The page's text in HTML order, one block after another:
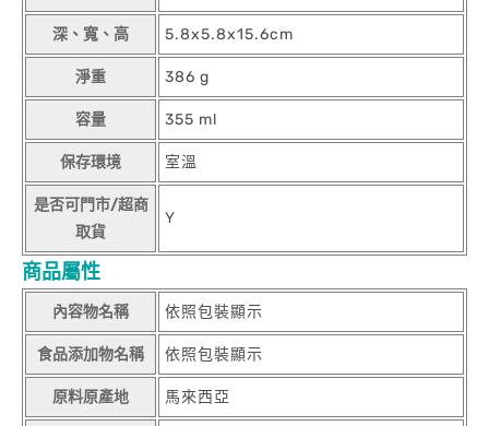
深、寬、高 5.8x5.8x15.6cm
淨重 386 g
容量 355 ml
保存環境 室溫
是否可門市/超商
取貨
Y
商品屬性
內容物名稱 依照包裝顯示
食品添加物名稱 依照包裝顯示
原料原產地 馬來西亞